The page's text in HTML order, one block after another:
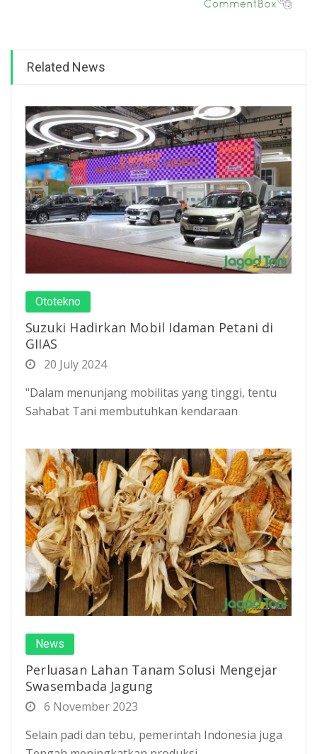
Related News
Ototekno
Suzuki Hadirkan Mobil Idaman Petani di
GIIAS
20 July 2024
"Dalam menunjang mobilitas yang tinggi, tentu
Sahabat Tani membutuhkan kendaraan
News
Perluasan Lahan Tanam Solusi Mengejar
Swasembada Jagung
6 November 2023
Selain padi dan tebu, pemerintah Indonesia juga